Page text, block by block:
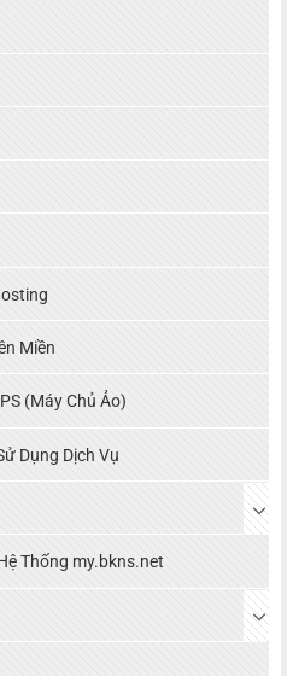
Miền
(Máy Chủ Ảo)
Dụng Dịch Vụ
Thống my.bkns.net